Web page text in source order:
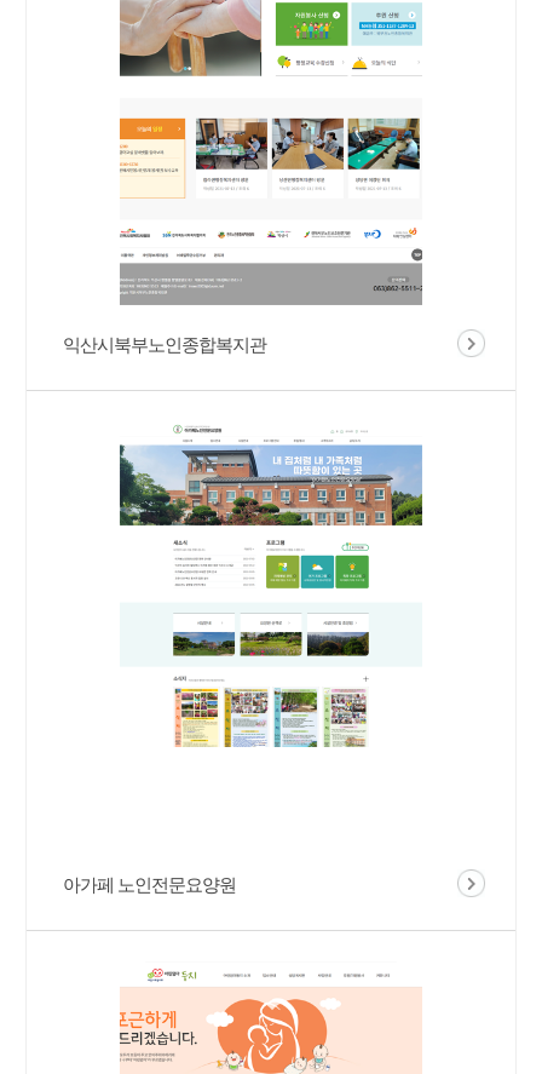
익산시북부노인종합복지관
아가페 노인전문요양원